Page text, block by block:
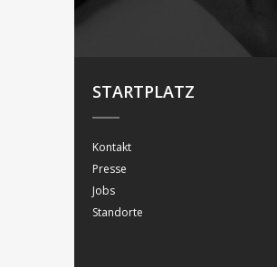
STARTPLATZ
Kontakt
Presse
Jobs
Standorte